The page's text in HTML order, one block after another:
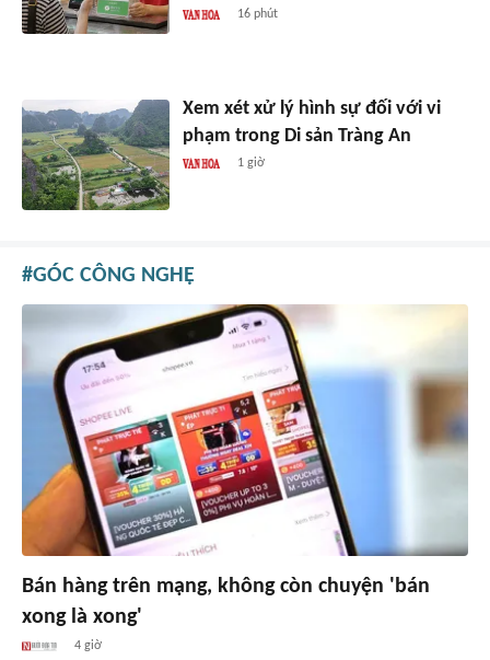
16 phút
Xem xét xử lý hình sự đối với vi
phạm trong Di sản Tràng An
1 giờ
GÓC CÔNG NGHỆ
Bán hàng trên mạng, không còn chuyện 'bán
xong là xong'
4 giờ